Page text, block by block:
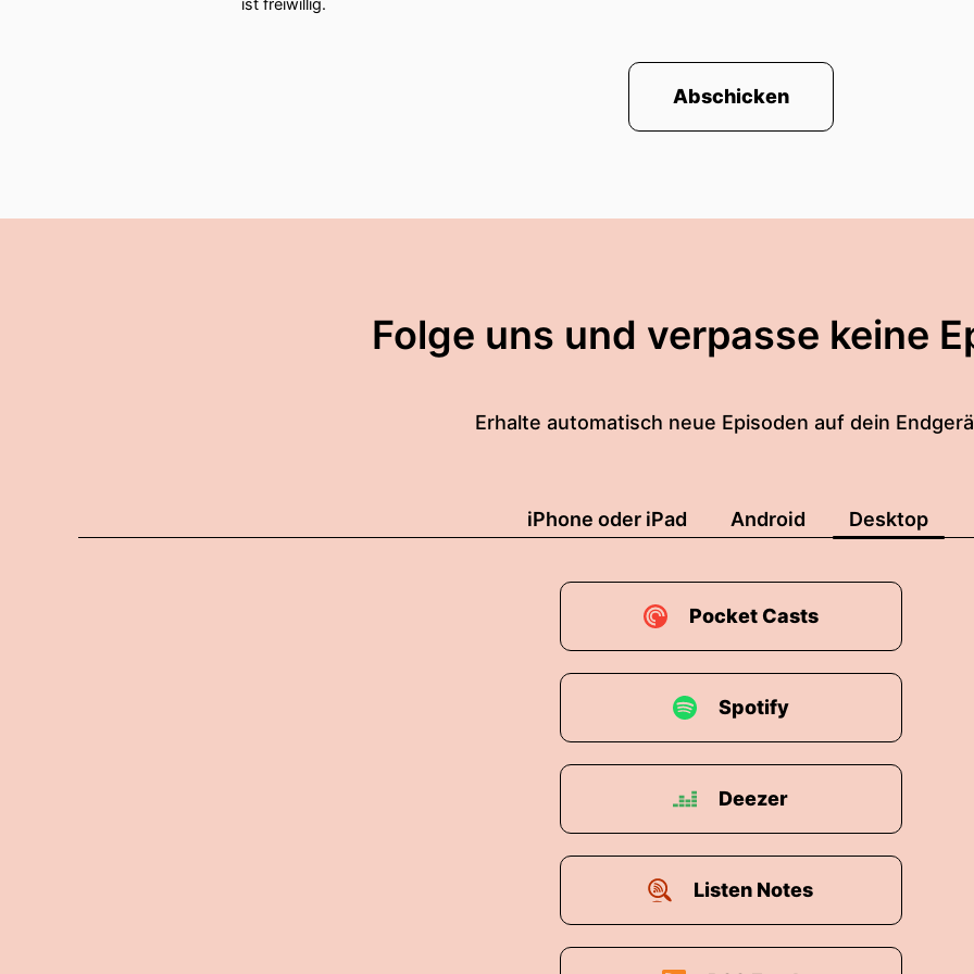
ist freiwillig.
Abschicken
Folge uns und verpasse keine
Erhalte automatisch neue Episoden auf dein
iPhone oder iPad Android Desktop
Pocket Casts
Spotify
Deezer
Listen Notes